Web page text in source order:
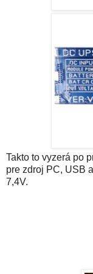
Takto to vyzerá po
pre zdroj PC, USB
7,4V.